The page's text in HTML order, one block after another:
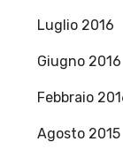
Luglio 2016
Giugno 2016
Febbraio
Agosto 2015